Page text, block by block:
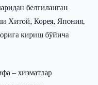
белгиланган
Хитой, Корея, Япония,
кириш бўйича
– хизматлар